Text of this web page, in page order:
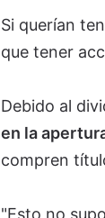
Si querían
que tener
Debido al
en la
compren